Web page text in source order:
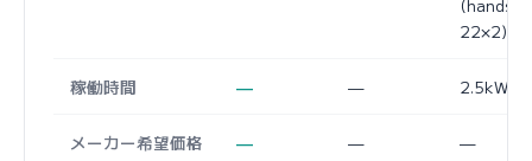
22×2)
稼働時間 — — 2.5kWh
メーカー希望価格 — — —